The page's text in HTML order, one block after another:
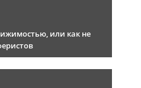
или как не